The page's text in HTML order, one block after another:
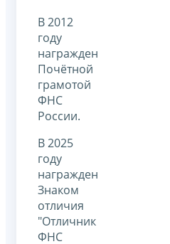
В 2012
году
награжден
Почётной
грамотой
ФНС
России.
В 2025
году
награжден
Знаком
отличия
"Отличник
ФНС